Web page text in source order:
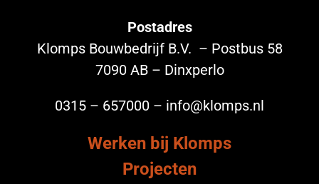
Postadres
Klomps Bouwbedrijf B.V. – Postbus 58
7090 AB – Dinxperlo
0315 – 657000 – info@klomps.nl
Werken bij Klomps
Projecten